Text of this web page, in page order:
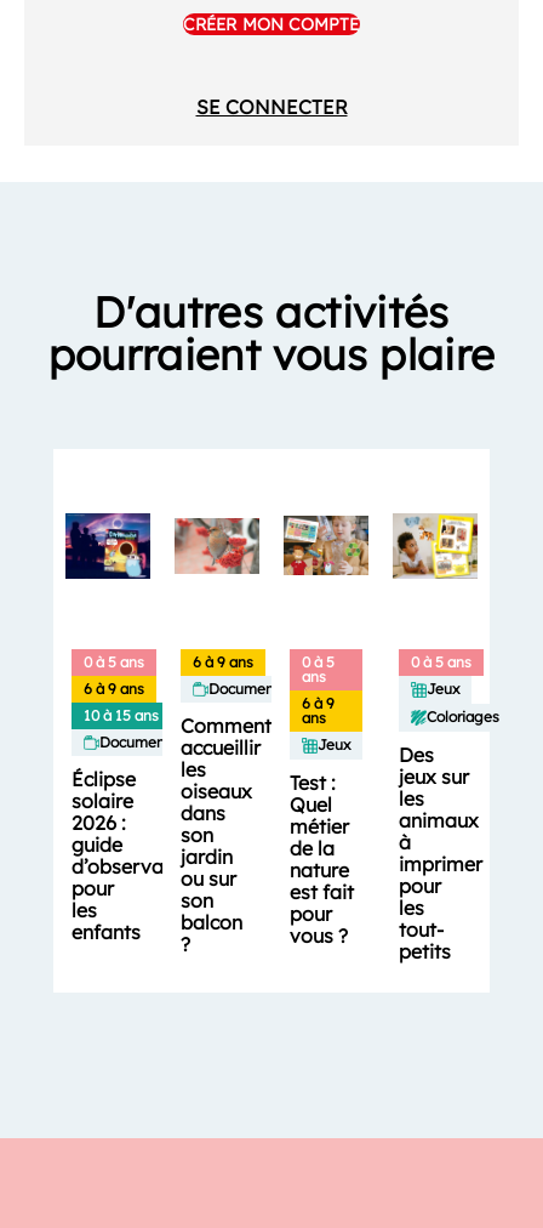
CRÉER MON COMPTE
SE CONNECTER
D'autres activités
pourraient vous plaire
0 à 5 ans
6 à 9 ans
10 à 15 ans
Documentaires
Éclipse
solaire
2026 :
guide
d’observation
pour
les
enfants
6 à 9 ans
Documentaires
Comment
accueillir
les
oiseaux
dans
son
jardin
ou sur
son
balcon
?
0 à 5
ans
6 à 9
ans
Jeux
Test :
Quel
métier
de la
nature
est fait
pour
vous ?
0 à 5 ans
Jeux
Coloriages
Des
jeux sur
les
animaux
à
imprimer
pour
les
tout-
petits